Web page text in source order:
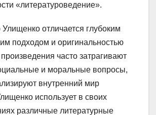
«литературоведение».
Улищенко отличается глубоким
подходом и оригинальностью
часто затрагивают
и моральные вопросы,
внутренний мир
использует в своих
различные литературные